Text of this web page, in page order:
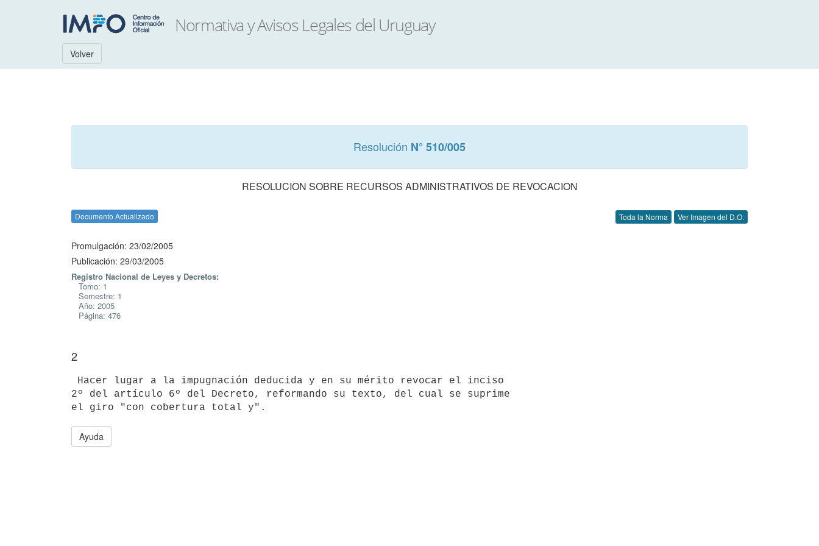
Volver
Resolución N° 510/005
RESOLUCION SOBRE RECURSOS ADMINISTRATIVOS DE REVOCACION
Documento Actualizado Toda la Norma Ver Imagen del D.O.
Promulgación: 23/02/2005
Publicación: 29/03/2005
Registro Nacional de Leyes y Decretos:
Tomo: 1
Semestre: 1
Año: 2005
Página: 476
2
2º del artículo 6º del Decreto, reformando su texto, del cual se suprime
Ayuda